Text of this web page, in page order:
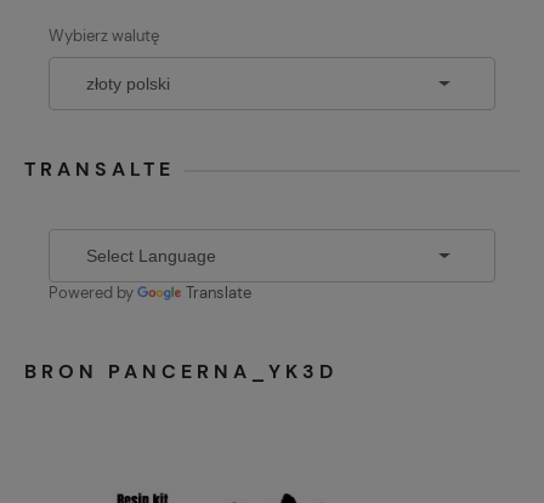
Wybierz walutę
TRANSALTE
Powered by Translate
BRON PANCERNA_YK3D